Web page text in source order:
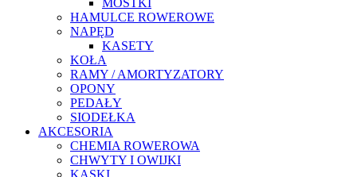
MOSTKI
HAMULCE ROWEROWE
NAPĘD
KASETY
KOŁA
RAMY / AMORTYZATORY
OPONY
PEDAŁY
SIODEŁKA
AKCESORIA
CHEMIA ROWEROWA
CHWYTY I OWIJKI
KASKI